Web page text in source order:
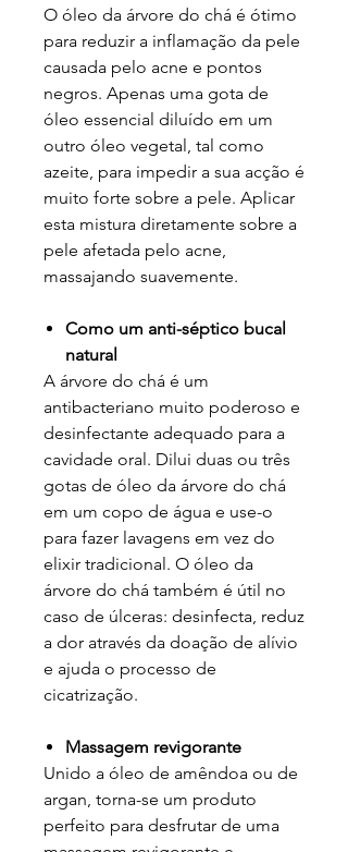
O óleo da árvore do chá é ótimo
para reduzir a inflamação da pele
causada pelo acne e pontos
negros. Apenas uma gota de
óleo essencial diluído em um
outro óleo vegetal, tal como
azeite, para impedir a sua acção é
muito forte sobre a pele. Aplicar
esta mistura diretamente sobre a
pele afetada pelo acne,
massajando suavemente.
Como um anti-séptico bucal
natural
A árvore do chá é um
antibacteriano muito poderoso e
desinfectante adequado para a
cavidade oral. Dilui duas ou três
gotas de óleo da árvore do chá
em um copo de água e use-o
para fazer lavagens em vez do
elixir tradicional. O óleo da
árvore do chá também é útil no
caso de úlceras: desinfecta, reduz
a dor através da doação de alívio
e ajuda o processo de
cicatrização.
Massagem revigorante
Unido a óleo de amêndoa ou de
argan, torna-se um produto
perfeito para desfrutar de uma